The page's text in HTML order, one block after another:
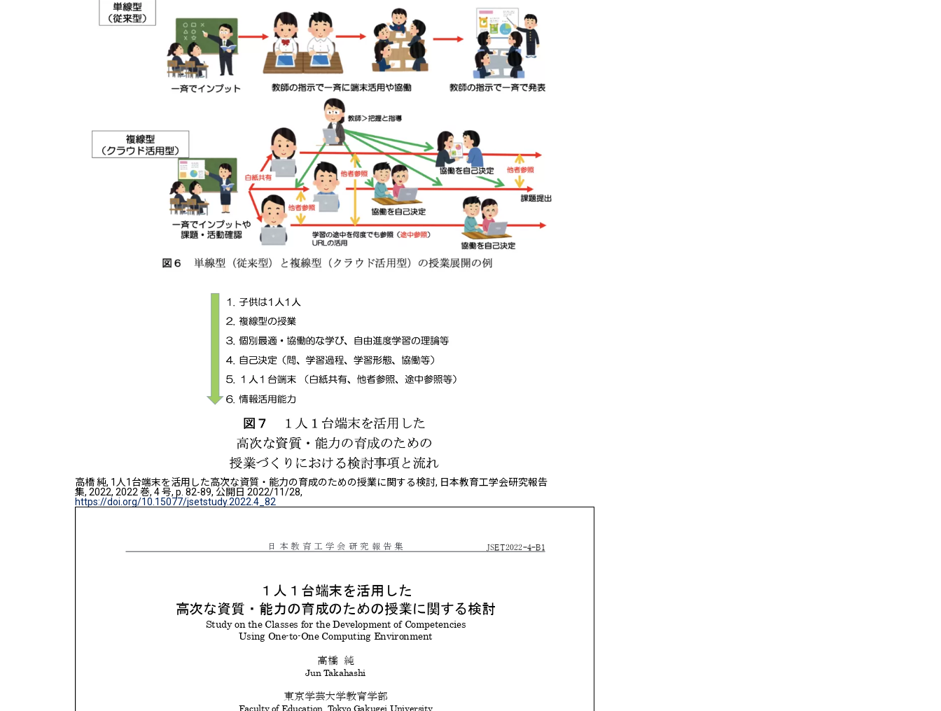
高橋 純, 1人1台端末を活用した高次な資質・能力の育成のための授業に関する検討, 日本教育工学会研究報告
集, 2022, 2022 巻, 4 号, p. 82-89, 公開日 2022/11/28,
https://doi.org/10.15077/jsetstudy.2022.4_82